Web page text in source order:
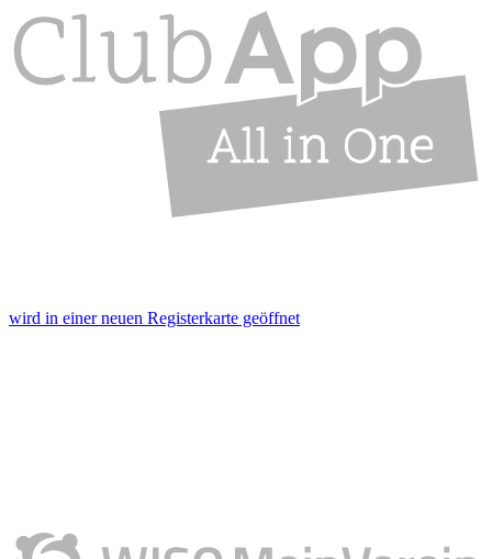
wird in einer neuen Registerkarte geöffnet